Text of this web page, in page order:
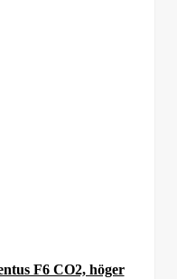
F6 CO2, höger